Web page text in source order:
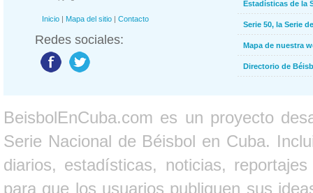
Inicio | Mapa del sitio | Contacto
Redes sociales:
Estadísticas de la
Serie 50, la Serie
Mapa de nuestra
Directorio de
BeisbolEnCuba.com es un proyecto
Serie Nacional de Béisbol en Cuba.
diarios, estadísticas, noticias,
para que los usuarios publiquen sus